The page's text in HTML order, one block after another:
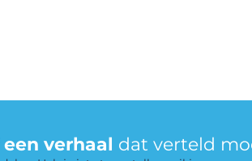
verhaal dat verteld